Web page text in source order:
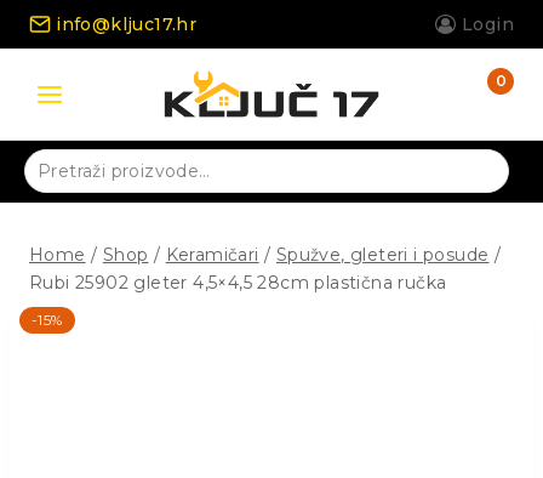
Skip
info@kljuc17.hr Login
0
Pretraži:
Home / Shop / Keramičari / Spužve, gleteri i posude /
Rubi 25902 gleter 4,5×4,5 28cm plastična ručka
-15%